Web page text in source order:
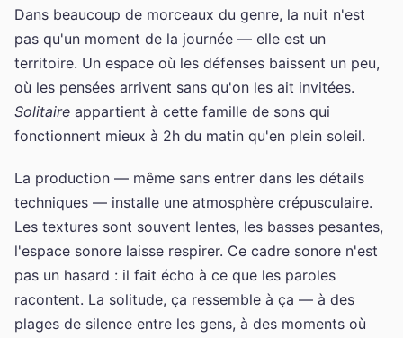
Dans beaucoup de morceaux du genre, la nuit n'est
pas qu'un moment de la journée — elle est un
territoire. Un espace où les défenses baissent un peu,
où les pensées arrivent sans qu'on les ait invitées.
Solitaire appartient à cette famille de sons qui
fonctionnent mieux à 2h du matin qu'en plein soleil.
La production — même sans entrer dans les détails
techniques — installe une atmosphère crépusculaire.
Les textures sont souvent lentes, les basses pesantes,
l'espace sonore laisse respirer. Ce cadre sonore n'est
pas un hasard : il fait écho à ce que les paroles
racontent. La solitude, ça ressemble à ça — à des
plages de silence entre les gens, à des moments où